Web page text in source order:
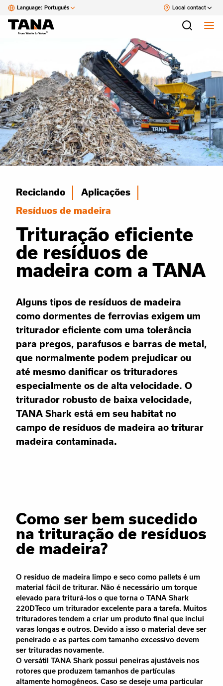
Language: Português Local contact
Reciclando
Aplicações
Resíduos de madeira
Trituração eficiente
de resíduos de
madeira com a TANA
Alguns tipos de resíduos de madeira
como dormentes de ferrovias exigem um
triturador eficiente com uma tolerância
para pregos, parafusos e barras de metal,
que normalmente podem prejudicar ou
até mesmo danificar os trituradores
especialmente os de alta velocidade. O
triturador robusto de baixa velocidade,
TANA Shark está em seu habitat no
campo de resíduos de madeira ao triturar
madeira contaminada.
Como ser bem sucedido
na trituração de resíduos
de madeira?
O resíduo de madeira limpo e seco como pallets é um
material fácil de triturar. Não é necessário um torque
elevado para triturá-los o que torna o TANA Shark
220DTeco um triturador excelente para a tarefa. Muitos
trituradores tendem a criar um produto final que inclui
varas longas e outros. Devido a isso o material deve ser
peneirado e as partes com tamanho excessivo devem
ser trituradas novamente.
O versátil TANA Shark possui peneiras ajustáveis nos
rotores que produzem tamanhos de partículas
altamente homogêneos. Caso se deseje uma particular